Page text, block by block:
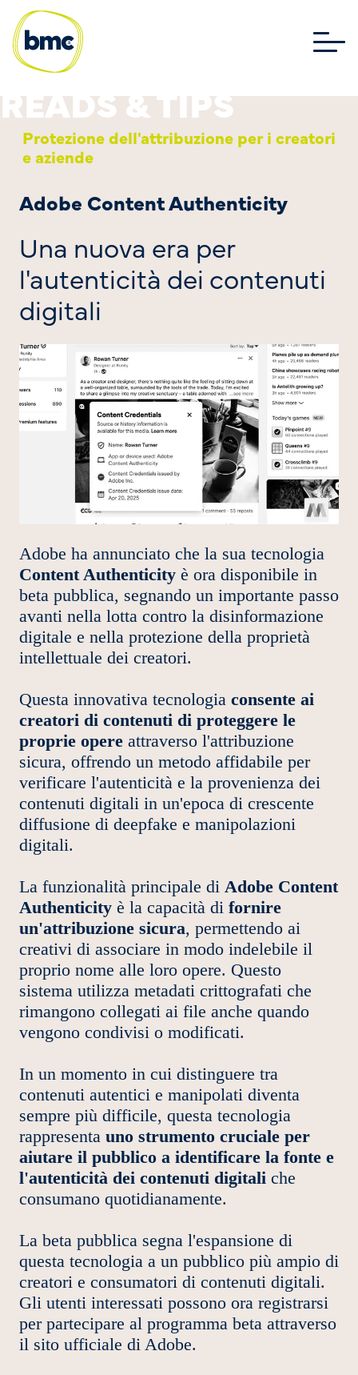
Protezione dell'attribuzione per i creatori
e aziende
Adobe Content Authenticity
Una nuova era per
l'autenticità dei contenuti
digitali
Adobe ha annunciato che la sua tecnologia
Content Authenticity è ora disponibile in
beta pubblica, segnando un importante passo
avanti nella lotta contro la disinformazione
digitale e nella protezione della proprietà
intellettuale dei creatori.
Questa innovativa tecnologia consente ai
creatori di contenuti di proteggere le
proprie opere attraverso l'attribuzione
sicura, offrendo un metodo affidabile per
verificare l'autenticità e la provenienza dei
contenuti digitali in un'epoca di crescente
diffusione di deepfake e manipolazioni
digitali.
La funzionalità principale di Adobe Content
Authenticity è la capacità di fornire
un'attribuzione sicura, permettendo ai
creativi di associare in modo indelebile il
proprio nome alle loro opere. Questo
sistema utilizza metadati crittografati che
rimangono collegati ai file anche quando
vengono condivisi o modificati.
In un momento in cui distinguere tra
contenuti autentici e manipolati diventa
sempre più difficile, questa tecnologia
rappresenta uno strumento cruciale per
aiutare il pubblico a identificare la fonte e
l'autenticità dei contenuti digitali che
consumano quotidianamente.
La beta pubblica segna l'espansione di
questa tecnologia a un pubblico più ampio di
creatori e consumatori di contenuti digitali.
Gli utenti interessati possono ora registrarsi
per partecipare al programma beta attraverso
il sito ufficiale di Adobe.